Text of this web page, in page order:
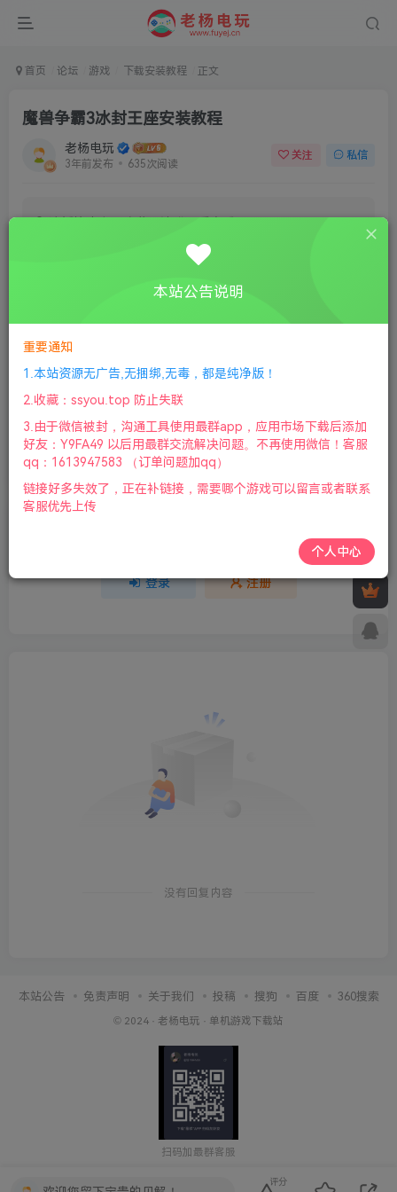
首页 论坛 游戏 下载安装教程 正文
魔兽争霸3冰封王座安装教程
老杨电玩
3年前发布 635次阅读
关注 私信
登录后继续查看
欢迎为Ta评分
登录 注册
没有回复内容
本站公告 免责声明 关于我们 投稿 搜狗 百度 360搜索
© 2024 · 老杨电玩 · 单机游戏下载站
扫码加最群客服
评分
本站公告说明
重要通知
1.本站资源无广告,无捆绑,无毒，都是纯净版！
2.收藏：ssyou.top 防止失联
3.由于微信被封，沟通工具使用最群app，应用市场下载后添加
好友：Y9FA49 以后用最群交流解决问题。不再使用微信！客服
qq：1613947583 （订单问题加qq）
链接好多失效了，正在补链接，需要哪个游戏可以留言或者联系
客服优先上传
个人中心